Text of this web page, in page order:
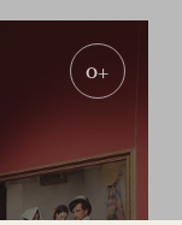
0+